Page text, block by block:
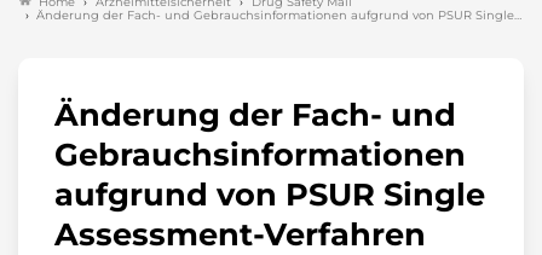
Änderung der Fach- und Gebrauchsinformationen aufgrund von PSUR Single…
Änderung der Fach- und
Gebrauchsinformationen
aufgrund von PSUR Single
Assessment-Verfahren